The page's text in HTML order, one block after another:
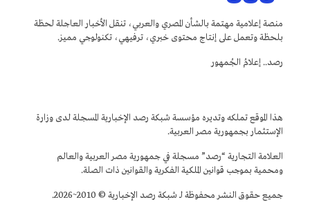
منصة إعلامية مهتمة بالشأن المصري والعربي، تنقل الأخبار العاجلة لحظة
بلحظة وتعمل على إنتاج محتوى خبري، ترفيهي، تكنولوجي مميز.
رصد.. إعلامُ الجُمهور
هذا الموقع تملكه وتديره مؤسسة شبكة رصد الإخبارية المسجلة لدى وزارة
الإستثمار بجمهورية مصر العربية.
العلامة التجارية “رصد” مسجلة في جمهورية مصر العربية والعالم
ومحمية بموجب قوانين الملكية الفكرية والقوانين ذات الصلة.
جميع حقوق النشر محفوظة لـ شبكة رصد الإخبارية © 2010~2026.